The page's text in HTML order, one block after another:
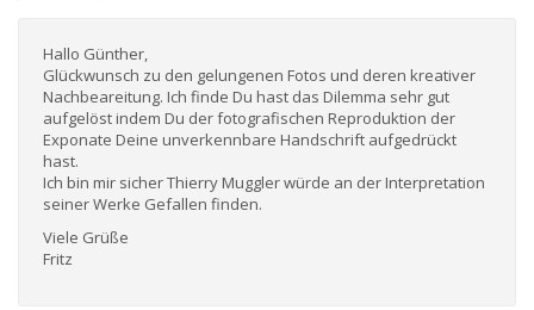
Hallo Günther,
Glückwunsch zu den gelungenen Fotos und deren kreativer
Nachbeareitung. Ich finde Du hast das Dilemma sehr gut
aufgelöst indem Du der fotografischen Reproduktion der
Exponate Deine unverkennbare Handschrift aufgedrückt
hast.
Ich bin mir sicher Thierry Muggler würde an der Interpretation
seiner Werke Gefallen finden.
Viele Grüße
Fritz